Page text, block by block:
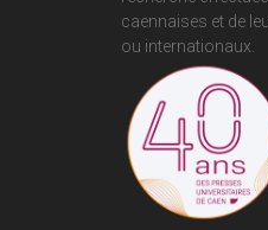
caennaises et de
ou internationaux.